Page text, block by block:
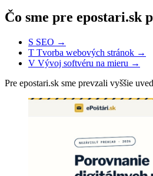
Čo sme pre epostari.sk
S SEO →
T Tvorba webových stránok →
V Vývoj softvéru na mieru →
Pre epostari.sk sme prevzali vyššie